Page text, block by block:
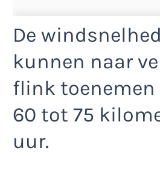
De
kunnen naar
flink
60 tot 75
uur.